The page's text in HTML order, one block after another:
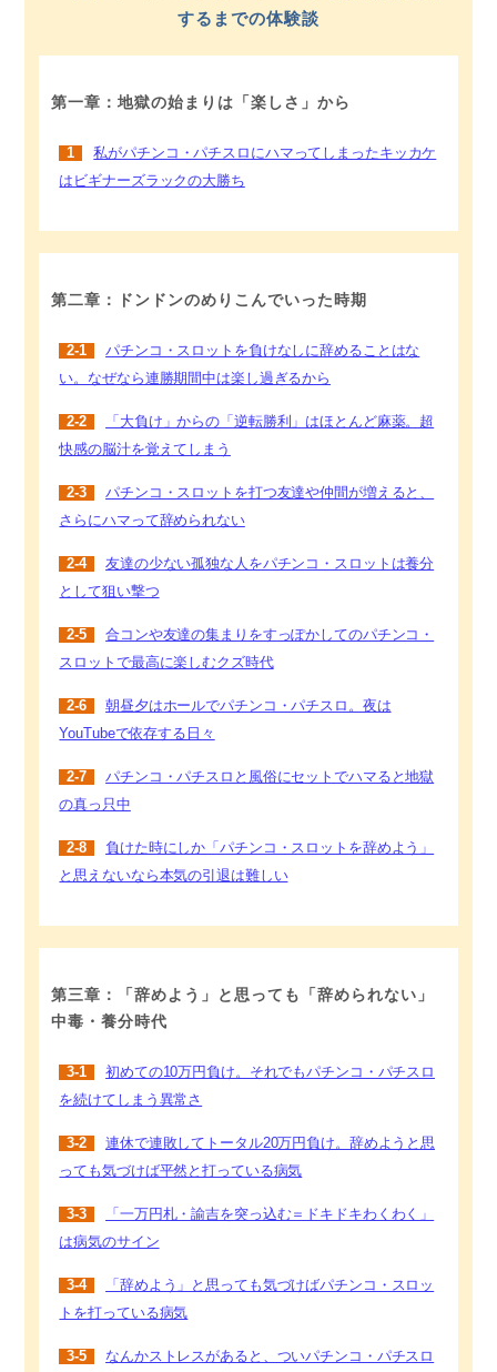
するまでの体験談
第一章：地獄の始まりは「楽しさ」から
1
私がパチンコ・パチスロにハマってしまったキッカケ
はビギナーズラックの大勝ち
第二章：ドンドンのめりこんでいった時期
2-1
パチンコ・スロットを負けなしに辞めることはな
い。なぜなら連勝期間中は楽し過ぎるから
2-2
「大負け」からの「逆転勝利」はほとんど麻薬。超
快感の脳汁を覚えてしまう
2-3
パチンコ・スロットを打つ友達や仲間が増えると、
さらにハマって辞められない
2-4
友達の少ない孤独な人をパチンコ・スロットは養分
として狙い撃つ
2-5
合コンや友達の集まりをすっぽかしてのパチンコ・
スロットで最高に楽しむクズ時代
2-6
朝昼夕はホールでパチンコ・パチスロ。夜は
YouTubeで依存する日々
2-7
パチンコ・パチスロと風俗にセットでハマると地獄
の真っ只中
2-8
負けた時にしか「パチンコ・スロットを辞めよう」
と思えないなら本気の引退は難しい
第三章：「辞めよう」と思っても「辞められない」
中毒・養分時代
3-1
初めての10万円負け。それでもパチンコ・パチスロ
を続けてしまう異常さ
3-2
連休で連敗してトータル20万円負け。辞めようと思
っても気づけば平然と打っている病気
3-3
「一万円札・諭吉を突っ込む＝ドキドキわくわく」
は病気のサイン
3-4
「辞めよう」と思っても気づけばパチンコ・スロッ
トを打っている病気
3-5
なんかストレスがあると、ついパチンコ・パチスロ